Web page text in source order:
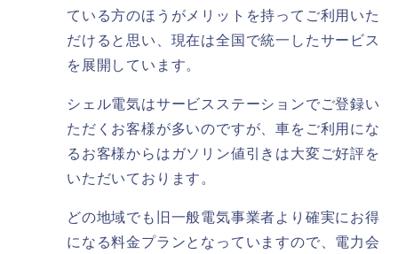
ている方のほうがメリットを持ってご利用いた
だけると思い、現在は全国で統一したサービス
を展開しています。
シェル電気はサービスステーションでご登録い
ただくお客様が多いのですが、車をご利用にな
るお客様からはガソリン値引きは大変ご好評を
いただいております。
どの地域でも旧一般電気事業者より確実にお得
になる料金プランとなっていますので、電力会